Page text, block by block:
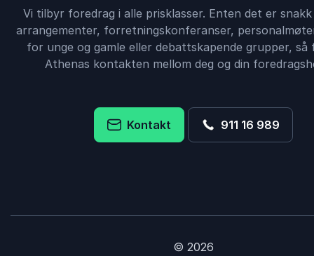
Vi tilbyr foredrag i alle prisklasser. Enten det er
arrangementer, forretningskonferanser,
for unge og gamle eller debattskapende grupper, så
Athenas kontakten mellom deg og din
Kontakt 911 16 989
© 2026